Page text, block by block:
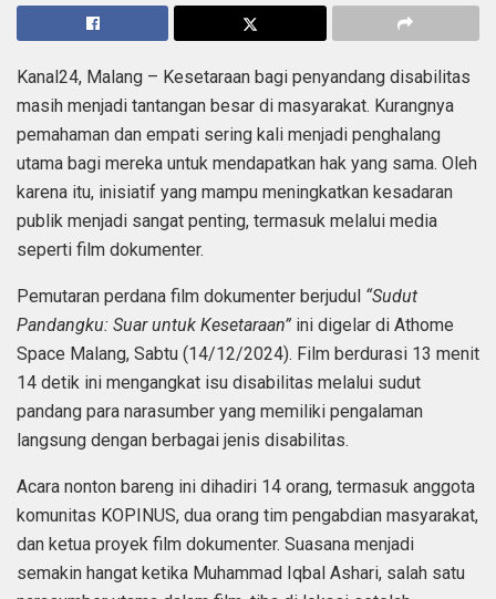
Kanal24, Malang – Kesetaraan bagi penyandang disabilitas
masih menjadi tantangan besar di masyarakat. Kurangnya
pemahaman dan empati sering kali menjadi penghalang
utama bagi mereka untuk mendapatkan hak yang sama. Oleh
karena itu, inisiatif yang mampu meningkatkan kesadaran
publik menjadi sangat penting, termasuk melalui media
seperti film dokumenter.
Pemutaran perdana film dokumenter berjudul “Sudut
Pandangku: Suar untuk Kesetaraan” ini digelar di Athome
Space Malang, Sabtu (14/12/2024). Film berdurasi 13 menit
14 detik ini mengangkat isu disabilitas melalui sudut
pandang para narasumber yang memiliki pengalaman
langsung dengan berbagai jenis disabilitas.
Acara nonton bareng ini dihadiri 14 orang, termasuk anggota
komunitas KOPINUS, dua orang tim pengabdian masyarakat,
dan ketua proyek film dokumenter. Suasana menjadi
semakin hangat ketika Muhammad Iqbal Ashari, salah satu